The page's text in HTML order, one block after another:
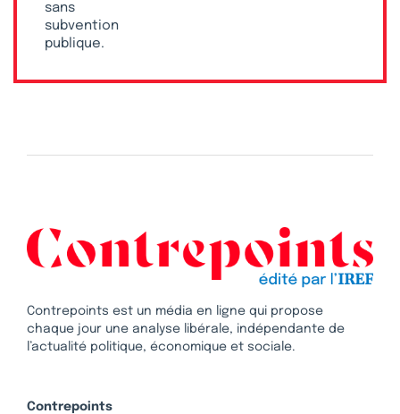
sans
subvention
publique.
Contrepoints est un média en ligne qui propose
chaque jour une analyse libérale, indépendante de
l’actualité politique, économique et sociale.
Contrepoints